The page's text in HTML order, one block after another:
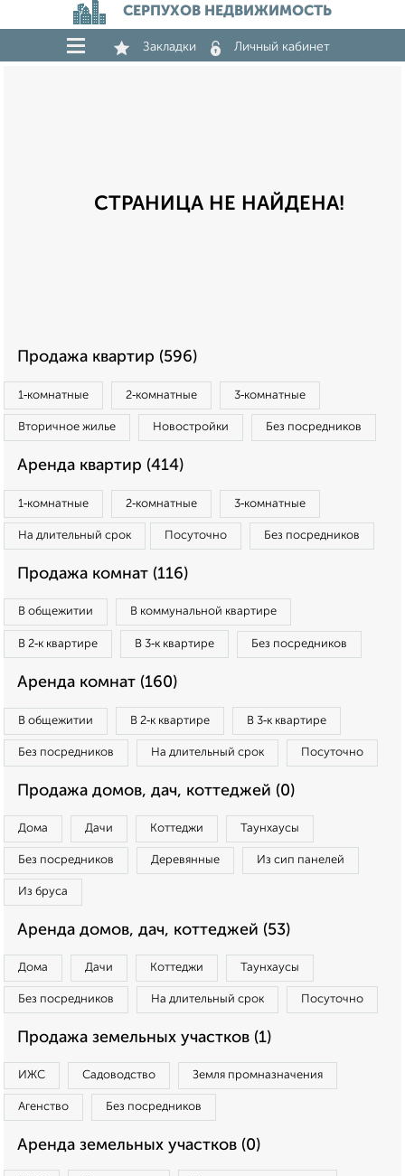
СЕРПУХОВ НЕДВИЖИМОСТЬ
Закладки Личный кабинет
СТРАНИЦА НЕ НАЙДЕНА!
Продажа квартир (596)
1‑комнатные 2‑комнатные 3‑комнатные
Вторичное жилье Новостройки Без посредников
Аренда квартир (414)
1‑комнатные 2‑комнатные 3‑комнатные
На длительный срок Посуточно Без посредников
Продажа комнат (116)
В общежитии В коммунальной квартире
В 2‑к квартире В 3‑к квартире Без посредников
Аренда комнат (160)
В общежитии В 2‑к квартире В 3‑к квартире
Без посредников На длительный срок Посуточно
Продажа домов, дач, коттеджей (0)
Дома Дачи Коттеджи Таунхаусы
Без посредников Деревянные Из сип панелей
Из бруса
Аренда домов, дач, коттеджей (53)
Дома Дачи Коттеджи Таунхаусы
Без посредников На длительный срок Посуточно
Продажа земельных участков (1)
ИЖС Садоводство Земля промназначения
Агенство Без посредников
Аренда земельных участков (0)